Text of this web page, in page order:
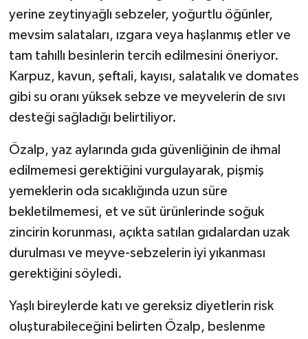
yerine zeytinyağlı sebzeler, yoğurtlu öğünler,
mevsim salataları, ızgara veya haşlanmış etler ve
tam tahıllı besinlerin tercih edilmesini öneriyor.
Karpuz, kavun, şeftali, kayısı, salatalık ve domates
gibi su oranı yüksek sebze ve meyvelerin de sıvı
desteği sağladığı belirtiliyor.
Özalp, yaz aylarında gıda güvenliğinin de ihmal
edilmemesi gerektiğini vurgulayarak, pişmiş
yemeklerin oda sıcaklığında uzun süre
bekletilmemesi, et ve süt ürünlerinde soğuk
zincirin korunması, açıkta satılan gıdalardan uzak
durulması ve meyve-sebzelerin iyi yıkanması
gerektiğini söyledi.
Yaşlı bireylerde katı ve gereksiz diyetlerin risk
oluşturabileceğini belirten Özalp, beslenme